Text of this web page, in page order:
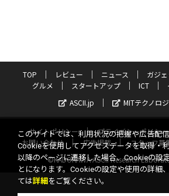
TOP レビュー ニュース ガジ
グルメ
スタートアップ ICT
ASCII.jp
MITテクノロ
サイトポリシー プライバシーポリシー
お問い合わせ
広告掲載 スタッフ募
©KADOKAWA ASCII Research
このサイトでは、利用状況の把握や広告配
Cookieを使用してアクセスデータを取得・
以降のページに遷移した場合、Cookieの設
とになります。Cookieの設定や使用の詳細
ては詳細 をご覧ください。